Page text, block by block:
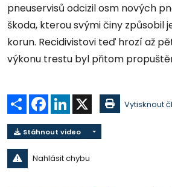
pneuservisů odcizil osm nových
škoda, kterou svými činy způsobil
korun. Recidivistovi teď hrozí až
výkonu trestu byl přitom
Sdílet Facebook
LinkedIn Vytisknout
Stáhnout video
Nahlásit chybu